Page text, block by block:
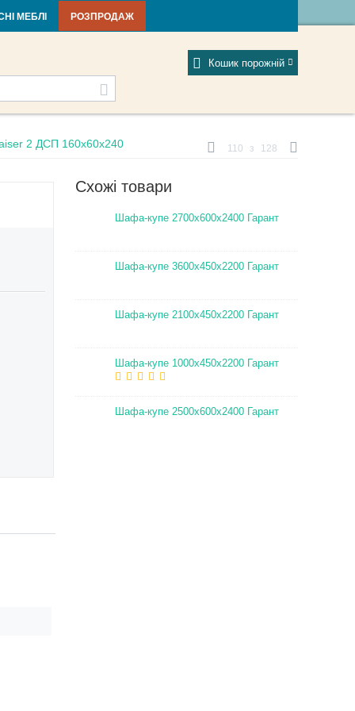
та новини Фабрики
Кошик порожній
МЕБЛІ РОЗПРОДАЖ
2 ДСП 160х60х240 110 з 128
Схожі товари
Шафа-купе 2700х600х2400 Гарант
Шафа-купе 3600х450х2200 Гарант
Шафа-купе 2100х450х2200 Гарант
Шафа-купе 1000х450х2200 Гарант
Шафа-купе 2500х600х2400 Гарант